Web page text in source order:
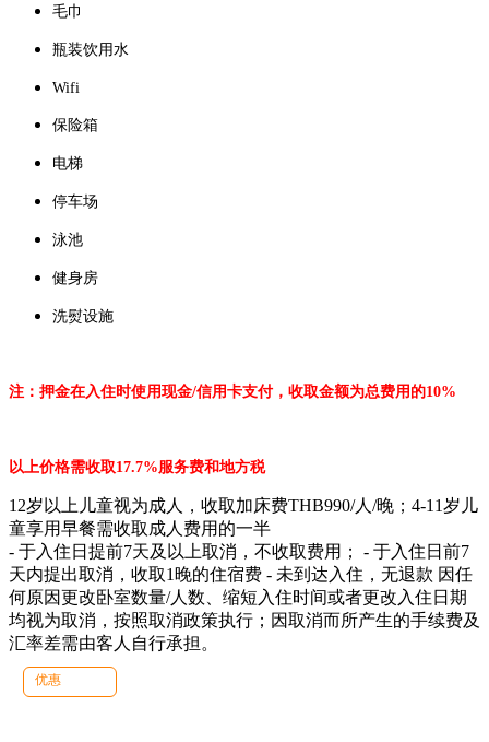
毛巾
瓶装饮用水
Wifi
保险箱
电梯
停车场
泳池
健身房
洗熨设施
注：押金在入住时使用现金/信用卡支付，收取金额为总费用的10%
以上价格需收取17.7%服务费和地方税
12岁以上儿童视为成人，收取加床费THB990/人/晚；4-11岁儿
童享用早餐需收取成人费用的一半
- 于入住日提前7天及以上取消，不收取费用； - 于入住日前7
天内提出取消，收取1晚的住宿费 - 未到达入住，无退款 因任
何原因更改卧室数量/人数、缩短入住时间或者更改入住日期
均视为取消，按照取消政策执行；因取消而所产生的手续费及
汇率差需由客人自行承担。
优惠